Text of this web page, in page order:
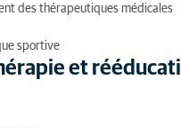
des thérapeutiques médicales
sportive
et